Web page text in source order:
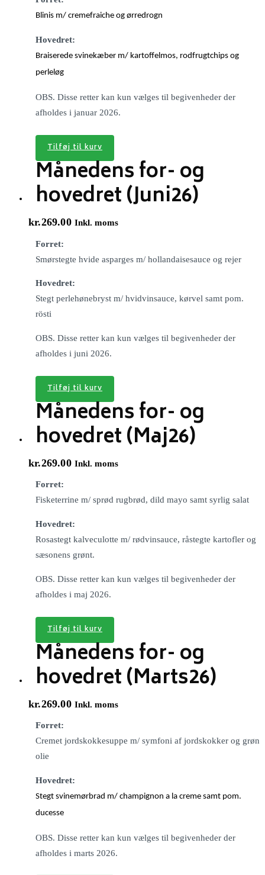
Blinis m/ cremefraiche og ørredrogn
Hovedret:
Braiserede svinekæber m/ kartoffelmos, rodfrugtchips og
perleløg
OBS. Disse retter kan kun vælges til begivenheder der
afholdes i januar 2026.
Tilføj til kurv
Månedens for- og
hovedret (Juni26)
kr.269.00 Inkl. moms
Forret:
Smørstegte hvide asparges m/ hollandaisesauce og rejer
Hovedret:
Stegt perlehønebryst m/ hvidvinsauce, kørvel samt pom.
rösti
OBS. Disse retter kan kun vælges til begivenheder der
afholdes i juni 2026.
Tilføj til kurv
Månedens for- og
hovedret (Maj26)
kr.269.00 Inkl. moms
Forret:
Fisketerrine m/ sprød rugbrød, dild mayo samt syrlig salat
Hovedret:
Rosastegt kalveculotte m/ rødvinsauce, råstegte kartofler og
sæsonens grønt.
OBS. Disse retter kan kun vælges til begivenheder der
afholdes i maj 2026.
Tilføj til kurv
Månedens for- og
hovedret (Marts26)
kr.269.00 Inkl. moms
Forret:
Cremet jordskokkesuppe m/ symfoni af jordskokker og grøn
olie
Hovedret:
Stegt svinemørbrad m/ champignon a la creme samt pom.
ducesse
OBS. Disse retter kan kun vælges til begivenheder der
afholdes i marts 2026.